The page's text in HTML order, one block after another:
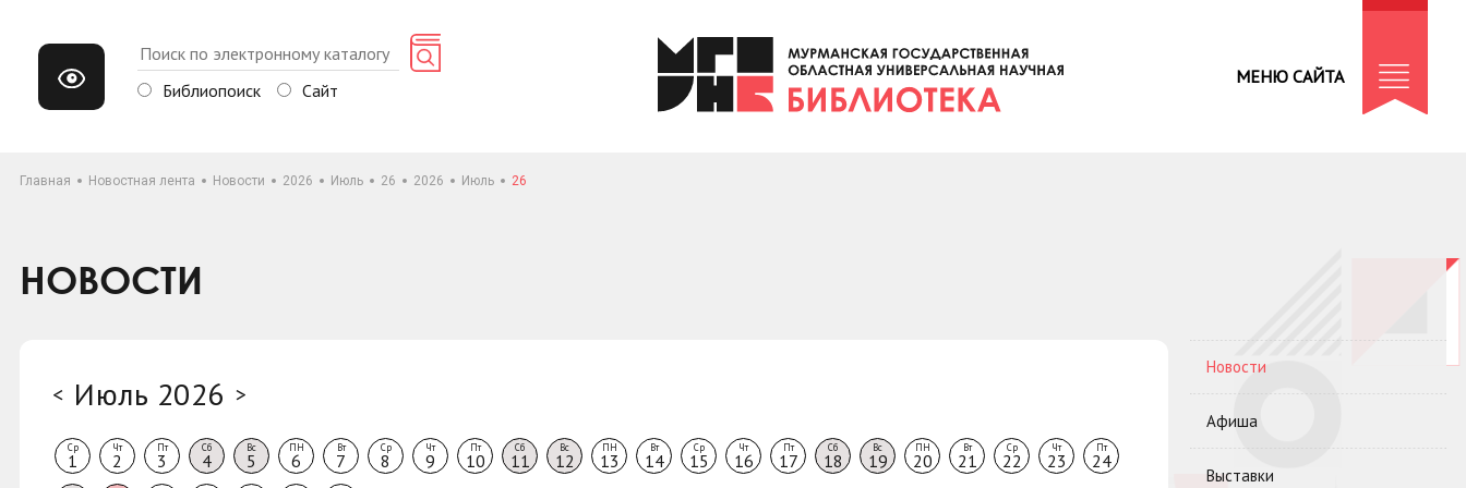
Библиопоиск Сайт
МЕНЮ САЙТА
Главная Новостная лента Новости 2026 Июль 26 2026 Июль 26
НОВОСТИ
< Июль 2026 >
Ср
1
Чт
2
Пт
3
Сб
4
Вс
5
ПН
6
Вт
7
Ср
8
Чт
9
Пт
10
Сб
11
Вс
12
ПН
13
Вт
14
Ср
15
Чт
16
Пт
17
Сб
18
Вс
19
ПН
20
Вт
21
Ср
22
Чт
23
Пт
24
Новости
Афиша
Выставки